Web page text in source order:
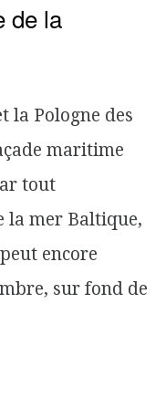
de la
la Pologne des
maritime
tout
la mer Baltique,
encore
sur fond de